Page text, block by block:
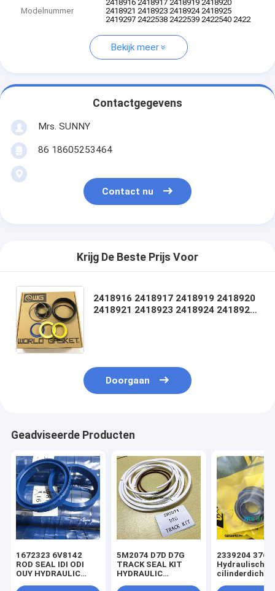
Modelnummer
2418916 2418917 2418919 2418920
2418921 2418923 2418924 2418925
2419297 2422538 2422539 2422540 2422
Bekijk meer
Contactgegevens
Mrs. SUNNY
86 18605253464
Contact nu
Krijg De Beste Prijs Voor
2418916 2418917 2418919 2418920
2418921 2418923 2418924 2418925
Doorgaan
Geadviseerde Producten
1672323 6V8142
ROD SEAL IDI ODI
OUY HYDRAULIC
5M2074 D7D D7G
TRACK SEAL KIT
HYDRAULIC
2339204
Hydraulische